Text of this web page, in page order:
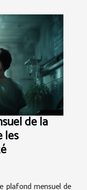
de la
les
plafond mensuel de